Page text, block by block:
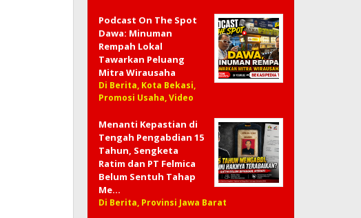
Podcast On The Spot
Dawa: Minuman
Rempah Lokal
Tawarkan Peluang
Mitra Wirausaha
Di Berita, Kota Bekasi,
Promosi Usaha, Video
Menanti Kepastian di
Tengah Pengabdian 15
Tahun, Sengketa
Ratim dan PT Felmica
Belum Sentuh Tahap
Me…
Di Berita, Provinsi Jawa Barat